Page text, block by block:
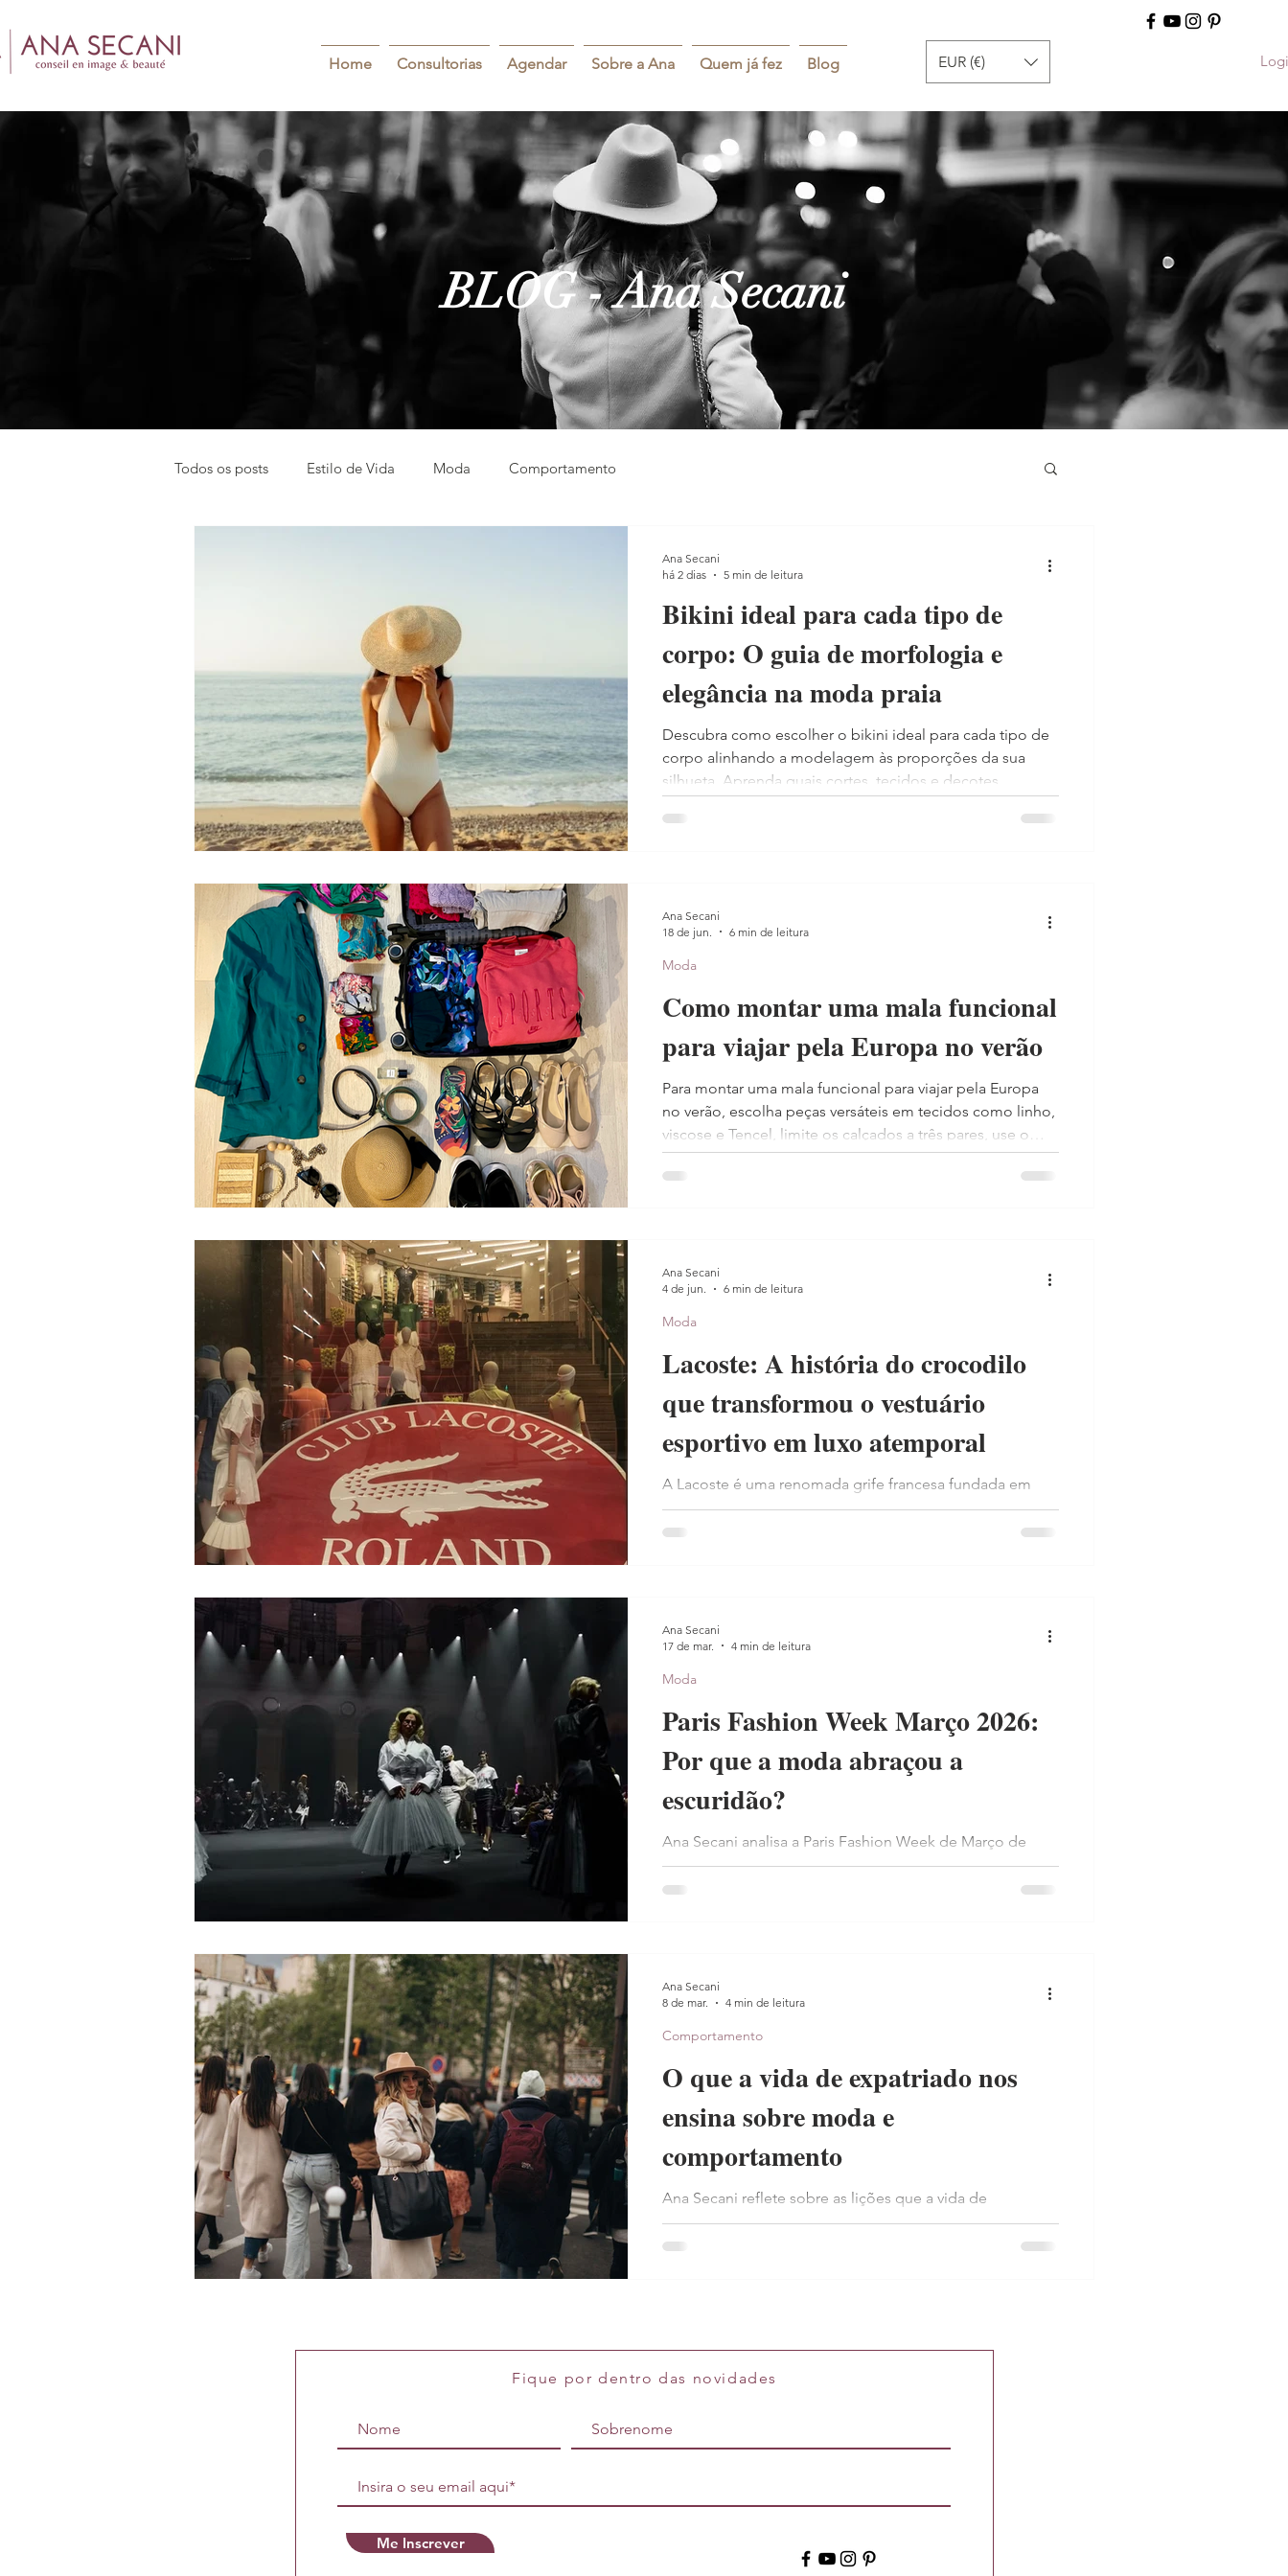
Home Consultorias Agendar Sobre a Ana Quem já fez Blog EUR (€)
BLOG - Ana Secani
Todos os posts Estilo de Vida Moda Comportamento
Bikini ideal para cada tipo de
corpo: O guia de morfologia e
elegância na moda praia
Descubra como escolher o bikini ideal para cada tipo de
corpo alinhando a modelagem às proporções da sua
silhueta. Aprenda quais cortes, tecidos e decotes
Retângulo, Ampulheta e Redondo com elegância e
Ana Secani
há 2 dias
5 min de leitura
Como montar uma mala funcional
para viajar pela Europa no verão
Para montar uma mala funcional para viajar pela Europa
no verão, escolha peças versáteis em tecidos como linho,
viscose e Tencel, limite os calçados a três pares, use o
método de enrolar para economizar espaço e inclua uma
peça de camada para ambientes com ar-condicionado.
Moda
Ana Secani
18 de jun.
6 min de leitura
Lacoste: A história do crocodilo
que transformou o vestuário
esportivo em luxo atemporal
A Lacoste é uma renomada grife francesa fundada em
1933 pelo tenista René Lacoste, famosa por revolucionar o
vestuário esportivo com a criação da camisa polo em
Moda
Ana Secani
4 de jun.
6 min de leitura
Paris Fashion Week Março 2026:
Por que a moda abraçou a
escuridão?
Ana Secani analisa a Paris Fashion Week de Março de
2026, explorando por que marcas como Matières Fécales
adotaram uma estética obscura e distópica como forma
Moda
Ana Secani
17 de mar.
4 min de leitura
O que a vida de expatriado nos
ensina sobre moda e
comportamento
Ana Secani reflete sobre as lições que a vida de
expatriado na França traz para a moda e o
comportamento, destacando a importância da adaptação
Comportamento
Ana Secani
8 de mar.
4 min de leitura
Fique por dentro das novidades
Me Inscrever